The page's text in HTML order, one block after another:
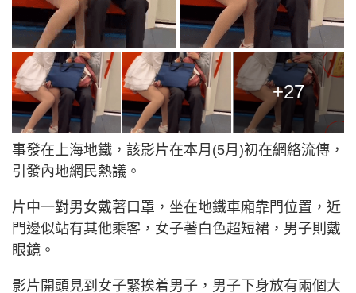
+27
事發在上海地鐵，該影片在本月(5月)初在網絡流傳，
引發內地網民熱議。
片中一對男女戴著口罩，坐在地鐵車廂靠門位置，近
門邊似站有其他乘客，女子著白色超短裙，男子則戴
眼鏡。
影片開頭見到女子緊挨着男子，男子下身放有兩個大